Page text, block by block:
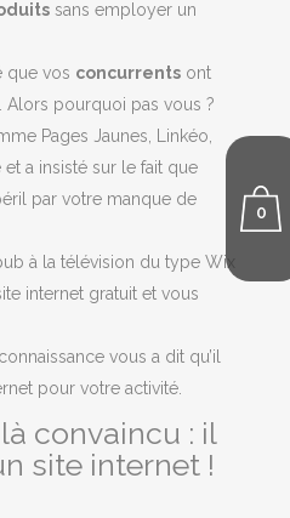
0
sans employer un
que vos concurrents ont
. Alors pourquoi pas vous ?
Pages Jaunes, Linkéo,
a insisté sur le fait que
par votre manque de
à la télévision du type Wix
internet gratuit et vous
vous a dit qu’il
pour votre activité.
convaincu : il
site internet !